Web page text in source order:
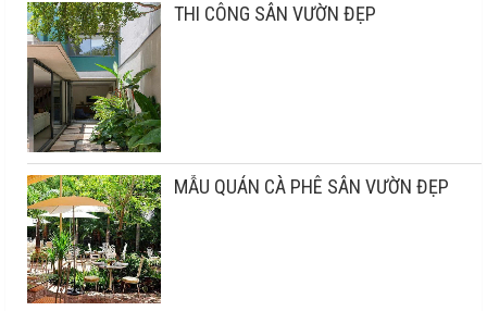
THI CÔNG SÂN VƯỜN ĐẸP
MẪU QUÁN CÀ PHÊ SÂN VƯỜN ĐẸP